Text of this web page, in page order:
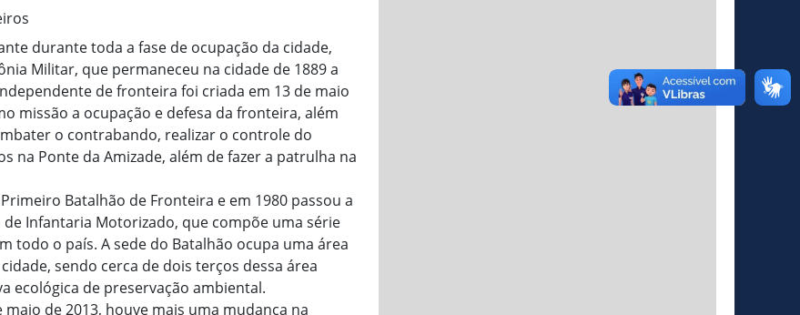
durante toda a fase de ocupação da cidade,
Militar, que permaneceu na cidade de 1889 a
de fronteira foi criada em 13 de maio
missão a ocupação e defesa da fronteira, além
o contrabando, realizar o controle do
na Ponte da Amizade, além de fazer a patrulha na
Batalhão de Fronteira e em 1980 passou a
Infantaria Motorizado, que compõe uma série
todo o país. A sede do Batalhão ocupa uma área
sendo cerca de dois terços dessa área
ecológica de preservação ambiental.
de 2013, houve mais uma mudança na